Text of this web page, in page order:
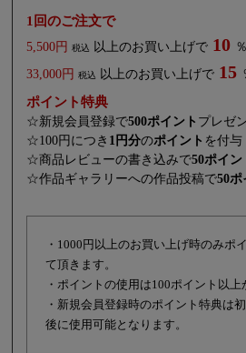
1回のご注文で
5,500円 税込 以上のお買い上げで 10
33,000円
税込 以上のお買い上げで 15
ポイント特典
☆新規会員登録で500ポイント プレゼ
☆100円につき 1円分のポイント を付与
☆商品レビューの書き込みで50ポイン
☆作品ギャラリーへの作品投稿で50ポ
・1000円以上のお買い上げ時のみポ
て頂きます。
・ポイントの使用は100ポイント以上
・新規会員登録時のポイント特典は
後に使用可能となります。